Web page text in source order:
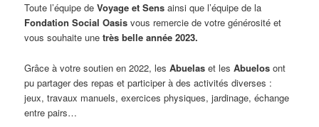
Toute l’équipe deVoyage et Sensainsi que l’équipe de la
Fondation Social Oasis vous remercie de votre générosité et
vous souhaite unetrès belle année 2023.
Grâce à votre soutien en 2022, lesAbuelas et lesAbuelosont
pu partager des repas et participer à des activités diverses :
jeux, travaux manuels, exercices physiques, jardinage, échange
entre pairs…